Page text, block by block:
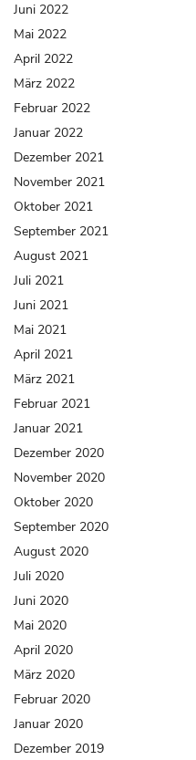
Juni 2022
Mai 2022
April 2022
März 2022
Februar 2022
Januar 2022
Dezember 2021
November 2021
Oktober 2021
September 2021
August 2021
Juli 2021
Juni 2021
Mai 2021
April 2021
März 2021
Februar 2021
Januar 2021
Dezember 2020
November 2020
Oktober 2020
September 2020
August 2020
Juli 2020
Juni 2020
Mai 2020
April 2020
März 2020
Februar 2020
Januar 2020
Dezember 2019